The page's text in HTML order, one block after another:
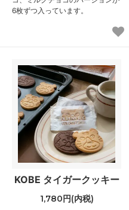
6枚ずつ入っています。
KOBE タイガークッキー
1,780円(内税)